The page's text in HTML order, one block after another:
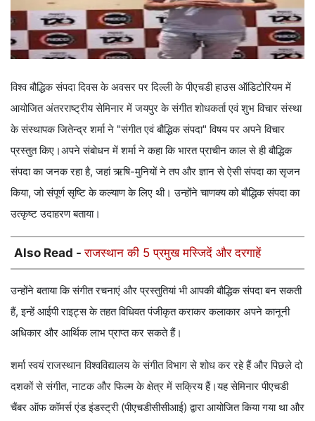
विश्व बौद्धिक संपदा दिवस के अवसर पर दिल्ली के पीएचडी हाउस ऑडिटोरियम में
आयोजित अंतरराष्ट्रीय सेमिनार में जयपुर के संगीत शोधकर्ता एवं शुभ विचार संस्था
के संस्थापक जितेन्द्र शर्मा ने "संगीत एवं बौद्धिक संपदा" विषय पर अपने विचार
प्रस्तुत किए।अपने संबोधन में शर्मा ने कहा कि भारत प्राचीन काल से ही बौद्धिक
संपदा का जनक रहा है, जहां ऋषि-मुनियों ने तप और ज्ञान से ऐसी संपदा का सृजन
किया, जो संपूर्ण सृष्टि के कल्याण के लिए थी। उन्होंने चाणक्य को बौद्धिक संपदा का
उत्कृष्ट उदाहरण बताया।
Also Read -राजस्थान की 5 प्रमुख मस्जिदें और दरगाहें
उन्होंने बताया कि संगीत रचनाएं और प्रस्तुतियां भी आपकी बौद्धिक संपदा बन सकती
हैं, इन्हें आईपी राइट्स के तहत विधिवत पंजीकृत कराकर कलाकार अपने कानूनी
अधिकार और आर्थिक लाभ प्राप्त कर सकते हैं।
शर्मा स्वयं राजस्थान विश्वविद्यालय के संगीत विभाग से शोध कर रहे हैं और पिछले दो
दशकों से संगीत, नाटक और फिल्म के क्षेत्र में सक्रिय हैं।यह सेमिनार पीएचडी
चैंबर ऑफ कॉमर्स एंड इंडस्ट्री (पीएचडीसीसीआई) द्वारा आयोजित किया गया था और